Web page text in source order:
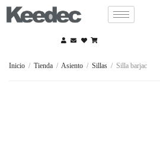
Inicio / Tienda / Asiento / Sillas / Silla barjac